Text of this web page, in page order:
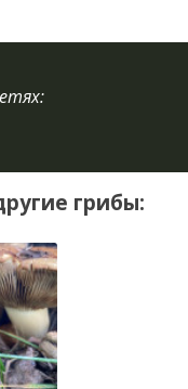
грибы: